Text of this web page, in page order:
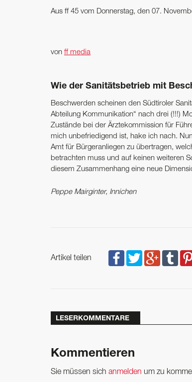
Aus ff 45 vom Donnerstag, den 07.
von ff media
Wie der Sanitätsbetrieb mit
Beschwerden scheinen den Südtiroler
Abteilung Kommunikation“ nach drei (!!!)
Zustände bei der Ärztekommission für
mich unbefriedigend ist, hake ich nach.
Amt für Bürgeranliegen zu übertragen,
betrachten muss und auf keinen weiteren
diesem Zusammenhang eine neue
Peppe Mairginter, Innichen
Artikel teilen
LESERKOMMENTARE
Kommentieren
Sie müssen sich anmelden um zu